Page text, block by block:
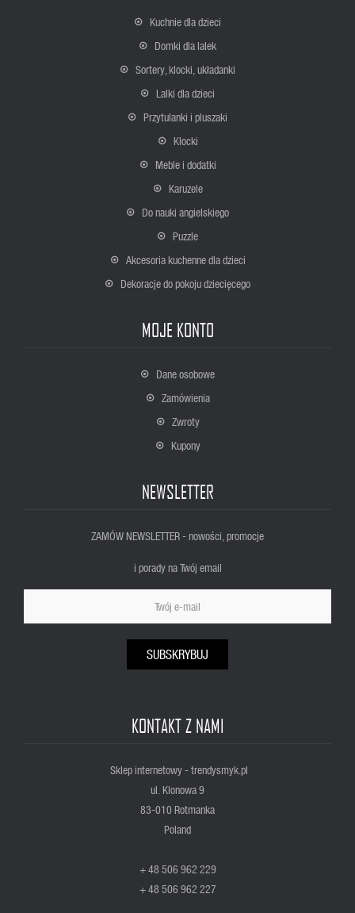
Kuchnie dla dzieci
Domki dla lalek
Sortery, klocki, układanki
Lalki dla dzieci
Przytulanki i pluszaki
Klocki
Meble i dodatki
Karuzele
Do nauki angielskiego
Puzzle
Akcesoria kuchenne dla dzieci
Dekoracje do pokoju dziecięcego
MOJE KONTO
Dane osobowe
Zamówienia
Zwroty
Kupony
NEWSLETTER
ZAMÓW NEWSLETTER - nowości, promocje
i porady na Twój email
SUBSKRYBUJ
KONTAKT Z NAMI
Sklep internetowy - trendysmyk.pl
ul. Klonowa 9
83-010 Rotmanka
Poland
+ 48 506 962 229
+ 48 506 962 227